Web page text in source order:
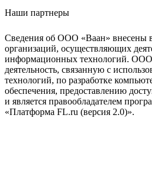
Наши партнеры
Сведения об ООО «Ваан» внесены
организаций, осуществляющих
информационных технологий. ООО
деятельность, связанную с
технологий, по разработке
обеспечения, предоставлению
и является правообладателем
«Платформа FL.ru (версия 2.0)».